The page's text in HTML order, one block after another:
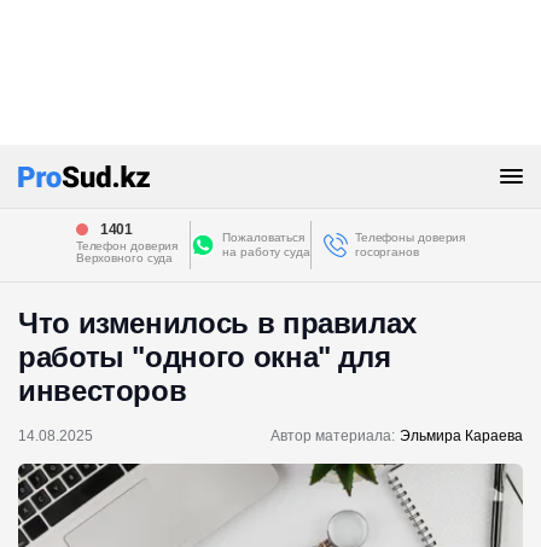
1401
Телефон доверия
Верховного суда
Пожаловаться
на работу суда
Телефоны доверия
госорганов
Что изменилось в правилах
работы "одного окна" для
инвесторов
14.08.2025 Автор материала: Эльмира Караева